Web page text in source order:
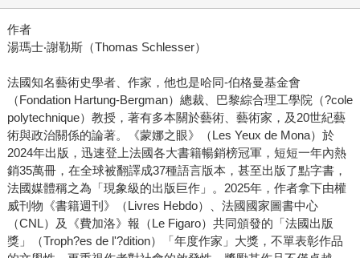
作者
湯瑪士‧謝勒斯（Thomas Schlesser）
法國知名藝術史學者、作家，他也是哈同-伯格曼基金會
（Fondation Hartung-Bergman）總裁、巴黎綜合理工學院（?cole
polytechnique）教授，著有多本關於藝術、藝術家，及20世紀藝
術與政治關係的論著。《蒙娜之眼》（Les Yeux de Mona）於
2024年出版，迅速登上法國各大書籍暢銷榜冠軍，短短一年內熱
銷35萬冊，在全球被翻譯成37種語言版本，甚至出版了點字書，
法國媒體稱之為「現象級的出版巨作」。2025年，作者拿下由權
威刊物《書籍週刊》（Livres Hebdo）、法國國家圖書中心
（CNL）及《費加洛》報（Le Figaro）共同頒發的「法國出版
獎」（Troph?es de l'?dition）「年度作家」大獎，不單表彰作品